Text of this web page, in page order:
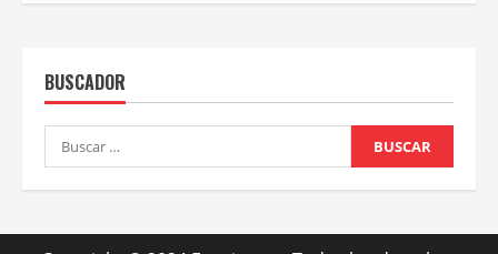
BUSCADOR
Buscar: